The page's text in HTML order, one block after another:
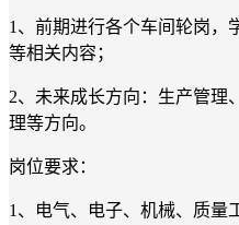
1、前期进行各个车间轮岗，
等相关内容；
2、未来成长方向：生产管理
理等方向。
岗位要求：
1、电气、电子、机械、质量